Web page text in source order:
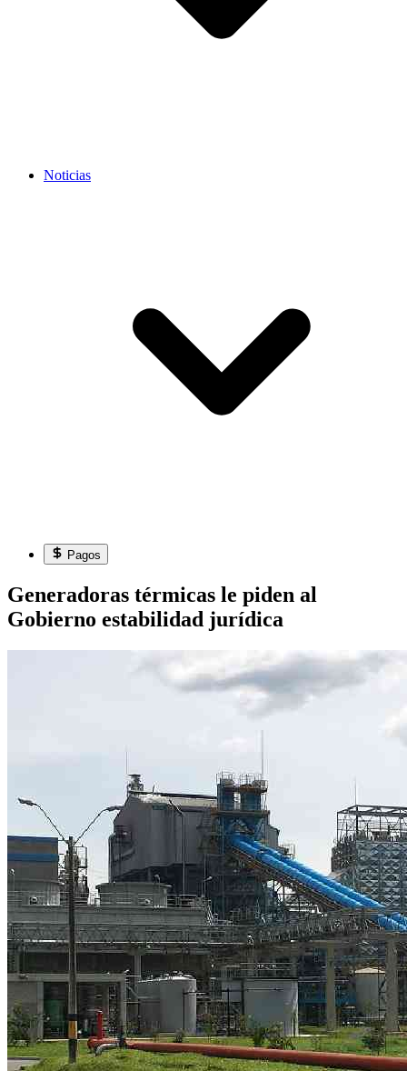
Noticias
Pagos
Generadoras térmicas le piden al
Gobierno estabilidad jurídica